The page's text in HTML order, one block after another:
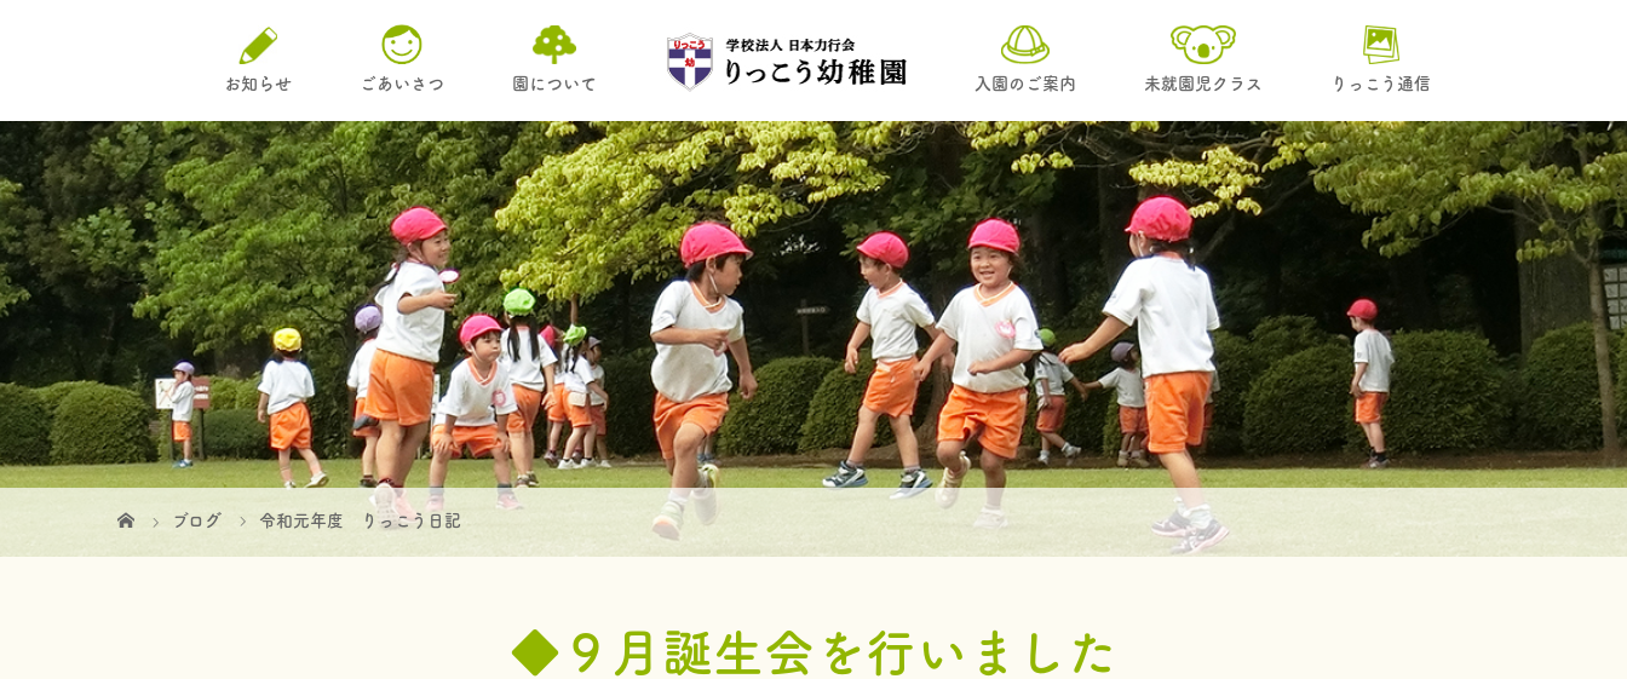
お知らせ ごあいさつ 園について 入園のご案内 未就園児クラス りっこう通信
ブログ 令和元年度 りっこう日記
◆９月誕生会を行いました